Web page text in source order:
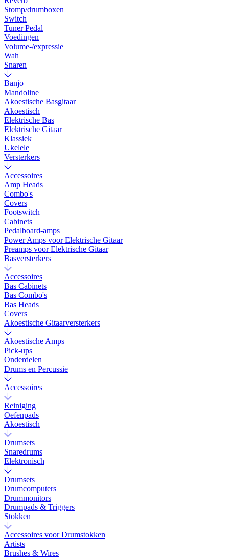
Stomp/drumboxen
Switch
Tuner Pedal
Voedingen
Volume-/expressie
Wah
Snaren
Banjo
Mandoline
Akoestische Basgitaar
Akoestisch
Elektrische Bas
Elektrische Gitaar
Klassiek
Ukelele
Versterkers
Accessoires
Amp Heads
Combo's
Covers
Footswitch
Cabinets
Pedalboard-amps
Power Amps voor Elektrische Gitaar
Preamps voor Elektrische Gitaar
Basversterkers
Accessoires
Bas Cabinets
Bas Combo's
Bas Heads
Covers
Akoestische Gitaarversterkers
Akoestische Amps
Pick-ups
Onderdelen
Drums en Percussie
Accessoires
Reiniging
Oefenpads
Akoestisch
Drumsets
Snaredrums
Elektronisch
Drumsets
Drumcomputers
Drummonitors
Drumpads & Triggers
Stokken
Accessoires voor Drumstokken
Artists
Brushes & Wires